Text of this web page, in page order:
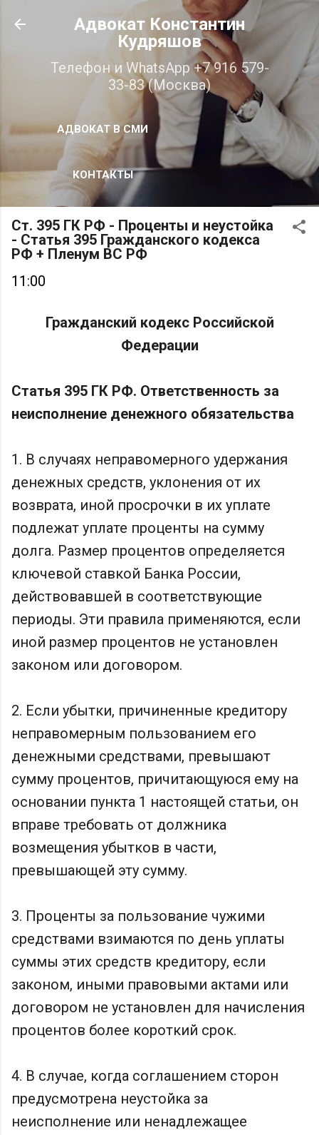
К основному контенту
Адвокат Константин
Кудряшов
Телефон и WhatsApp +7 916 579-
33-83 (Москва)
АДВОКАТ В СМИ
КОНТАКТЫ
Ст. 395 ГК РФ - Проценты и неустойка
- Статья 395 Гражданского кодекса
РФ + Пленум ВС РФ
11:00
Гражданский кодекс Российской
Федерации
Статья 395 ГК РФ. Ответственность за
неисполнение денежного обязательства
1. В случаях неправомерного удержания
денежных средств, уклонения от их
возврата, иной просрочки в их уплате
подлежат уплате проценты на сумму
долга. Размер процентов определяется
ключевой ставкой Банка России,
действовавшей в соответствующие
периоды. Эти правила применяются, если
иной размер процентов не установлен
законом или договором.
2. Если убытки, причиненные кредитору
неправомерным пользованием его
денежными средствами, превышают
сумму процентов, причитающуюся ему на
основании пункта 1 настоящей статьи, он
вправе требовать от должника
возмещения убытков в части,
превышающей эту сумму.
3. Проценты за пользование чужими
средствами взимаются по день уплаты
суммы этих средств кредитору, если
законом, иными правовыми актами или
договором не установлен для начисления
процентов более короткий срок.
4. В случае, когда соглашением сторон
предусмотрена неустойка за
неисполнение или ненадлежащее